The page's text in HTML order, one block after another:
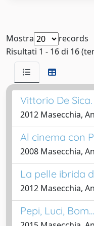
Mostra
records
Risultati 1 - 16 di 16
Vittorio De
2012 Masecchia,
Al cinema con
2008 Masecchia,
La pelle ibrida
2012 Masecchia,
Pepi, Luci,